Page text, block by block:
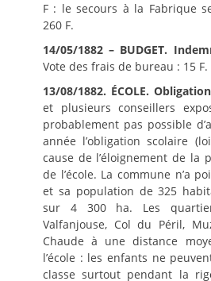
F : le secours à la Fabrique
260 F.
14/05/1882 – BUDGET.
Vote des frais de bureau : 15 F.
13/08/1882. ÉCOLE.
et plusieurs conseillers
probablement pas possible
année l’obligation scolaire
cause de l’éloignement de la
de l’école. La commune n’a
et sa population de 325
sur 4 300 ha. Les
Valfanjouse, Col du Péril,
Chaude à une distance
l’école : les enfants ne
classe surtout pendant la